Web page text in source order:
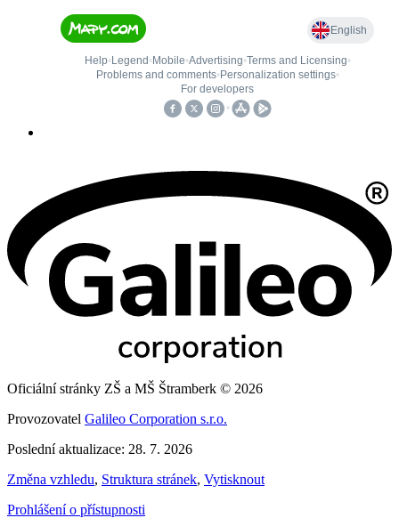
Oficiální stránky ZŠ a MŠ Štramberk © 2026
Provozovatel Galileo Corporation s.r.o.
Poslední aktualizace: 28. 7. 2026
Změna vzhledu, Struktura stránek, Vytisknout
Prohlášení o přístupnosti